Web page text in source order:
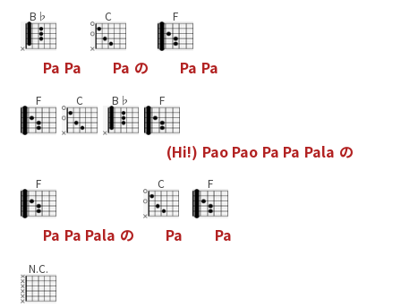
B♭
Pa Pa
C
Pa の
F
Pa Pa
F C B♭ F
(Hi!) Pao Pao Pa Pa Pala の
F
Pa Pa Pala の
C
Pa
F
Pa
N.C.